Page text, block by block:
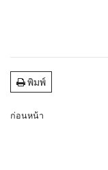
พิมพ์
ก่อนหน้า